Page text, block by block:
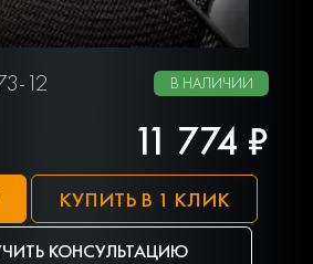
12 В НАЛИЧИИ
11 774 ₽
КУПИТЬ В 1 КЛИК
КОНСУЛЬТАЦИЮ